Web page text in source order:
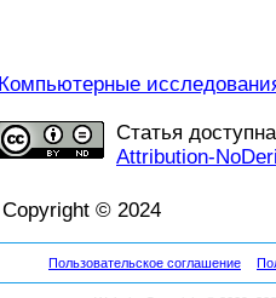
Компьютерные
Статья
Attribution-
Copyright © 2024
Пользовательское соглашение